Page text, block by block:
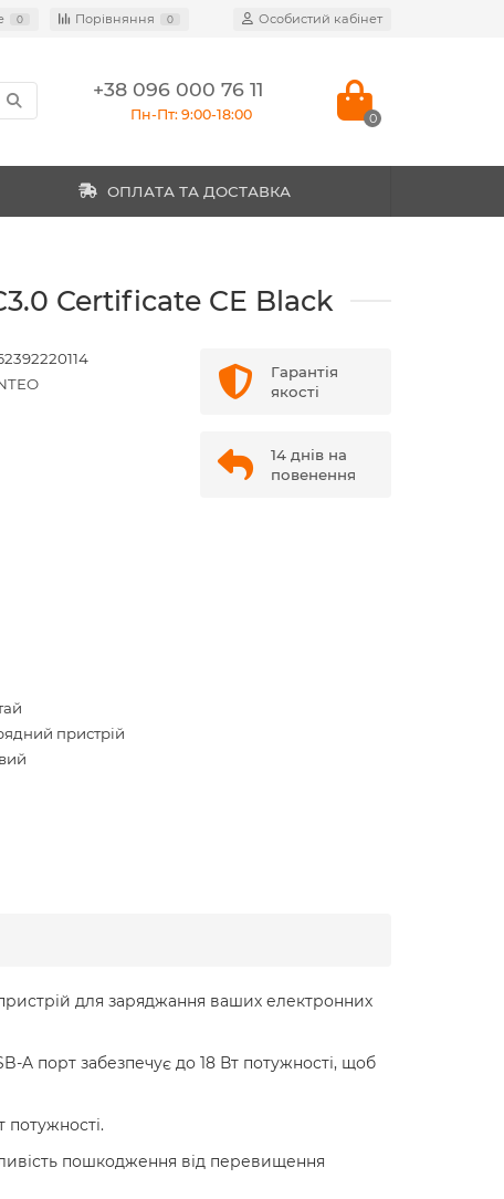
0 Порівняння 0 Особистий кабінет
+38 096 000 76 11
Пн-Пт: 9:00-18:00 0
ОПЛАТА ТА ДОСТАВКА
Certificate CE Black
пристрій
Гарантія
якості
14 днів на
повенення
для заряджання ваших електронних
A порт забезпечує до 18 Вт потужності, щоб
пошкодження від перевищення